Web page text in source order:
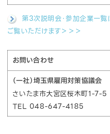
第3次説明会・参加企業一
ご覧いただけます＞＞＞
お問い合わせ
（一社）埼玉県雇用対策協議会
さいたま市大宮区桜木町1-7-5
TEL 048-647-4185